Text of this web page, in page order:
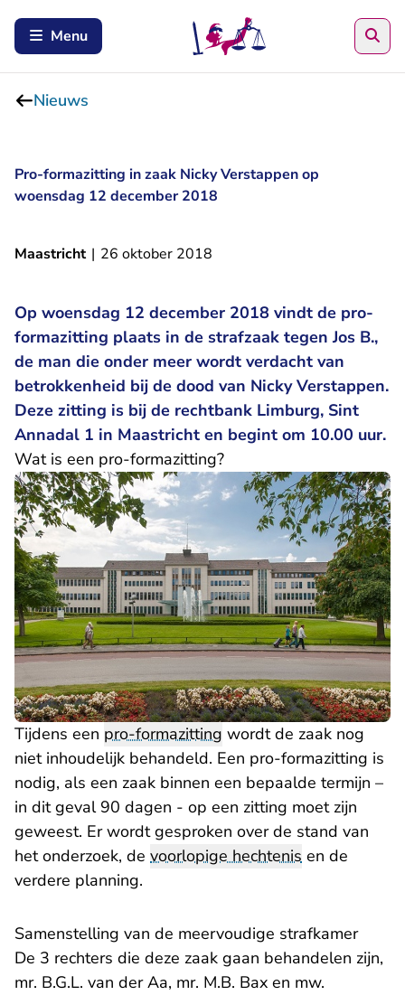
Menu
Nieuws
Pro-formazitting in zaak Nicky Verstappen op
woensdag 12 december 2018
Maastricht | 26 oktober 2018
Op woensdag 12 december 2018 vindt de pro-
formazitting plaats in de strafzaak tegen Jos B.,
de man die onder meer wordt verdacht van
betrokkenheid bij de dood van Nicky Verstappen.
Deze zitting is bij de rechtbank Limburg, Sint
Annadal 1 in Maastricht en begint om 10.00 uur.
Wat is een pro-formazitting?
Tijdens een pro-formazitting wordt de zaak nog
niet inhoudelijk behandeld. Een pro-formazitting is
nodig, als een zaak binnen een bepaalde termijn –
in dit geval 90 dagen - op een zitting moet zijn
geweest. Er wordt gesproken over de stand van
het onderzoek, de voorlopige hechtenis en de
verdere planning.
Samenstelling van de meervoudige strafkamer
De 3 rechters die deze zaak gaan behandelen zijn,
mr. B.G.L. van der Aa, mr. M.B. Bax en mw.